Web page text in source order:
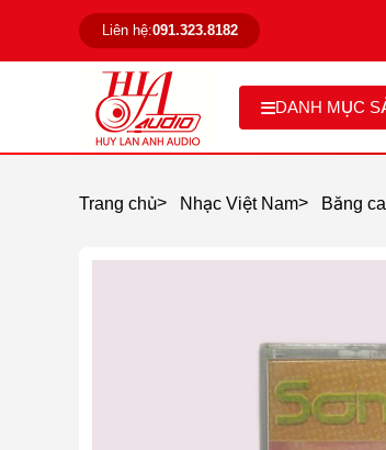
Liên hệ:091.323.8182
DANH MỤC
Trang chủ> Nhạc Việt Nam> Băng